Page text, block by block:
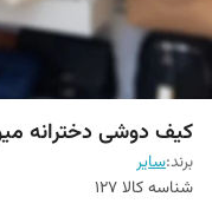
کیف دوشی دخترانه
برند:سایر
شناسه کالا127